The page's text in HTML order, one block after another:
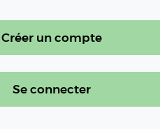
Créer un compte
Se connecter